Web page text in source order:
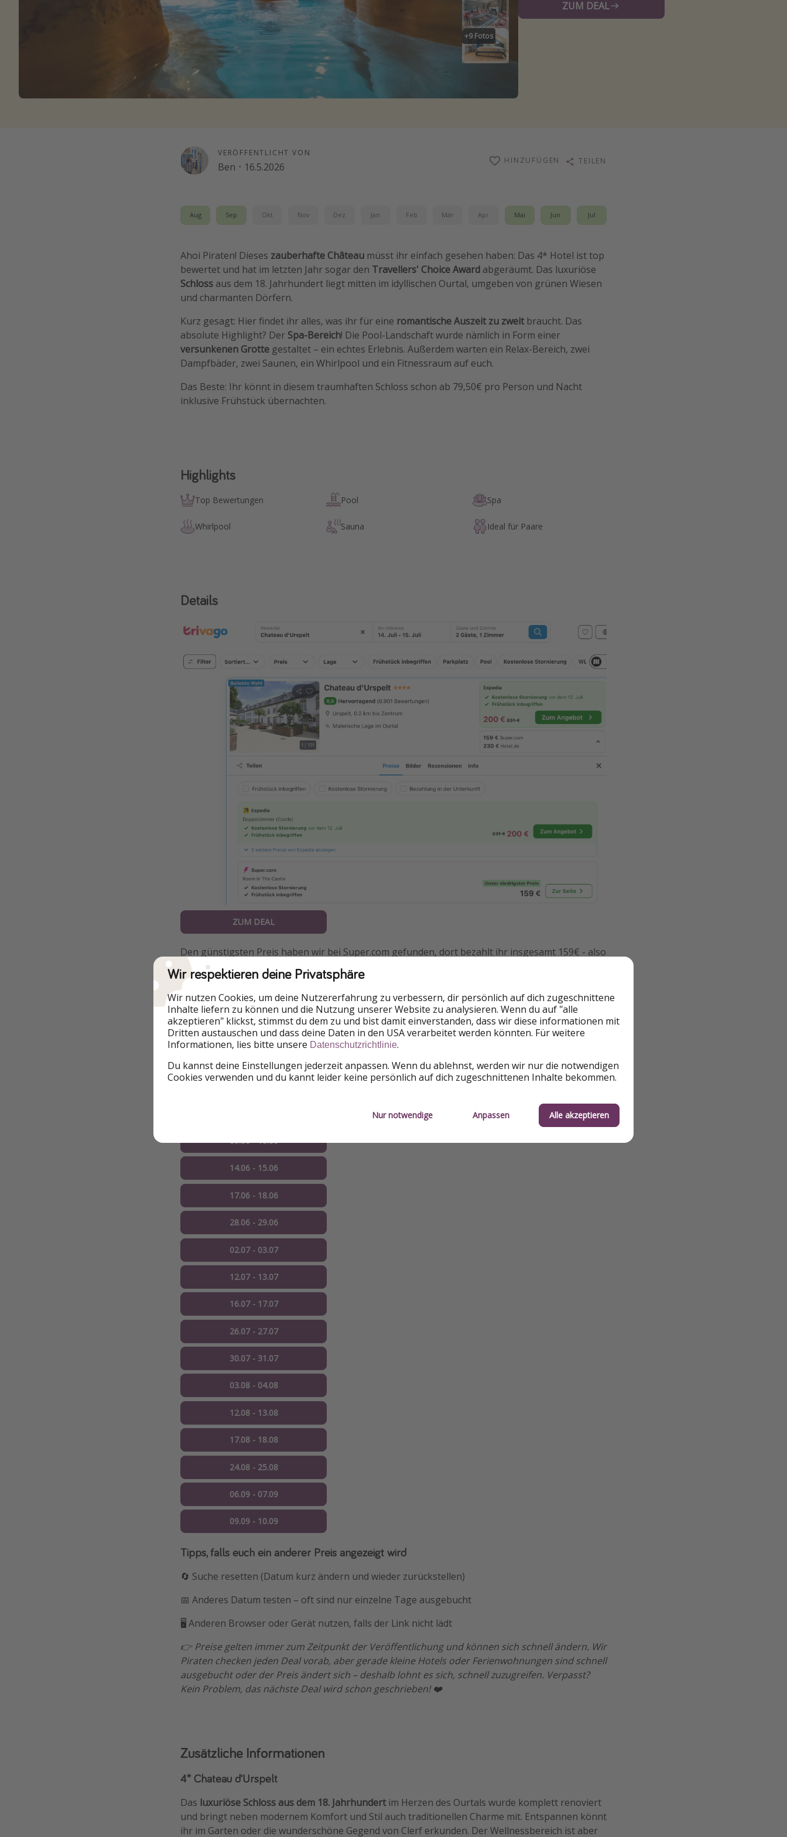
+9 Fotos
ZUM DEAL
VERÖFFENTLICHT VON
Ben · 16.5.2026
HINZUFÜGEN TEILEN
Aug Sep Okt Nov Dez Jan Feb Mär Apr Mai Jun Jul
Ahoi Piraten! Dieses zauberhafte Château müsst ihr einfach gesehen haben: Das 4* Hotel ist top
bewertet und hat im letzten Jahr sogar den Travellers' Choice Award abgeräumt. Das luxuriöse
Schloss aus dem 18. Jahrhundert liegt mitten im idyllischen Ourtal, umgeben von grünen Wiesen
und charmanten Dörfern.
Kurz gesagt: Hier findet ihr alles, was ihr für eine romantische Auszeit zu zweit braucht. Das
absolute Highlight? Der Spa-Bereich! Die Pool-Landschaft wurde nämlich in Form einer
versunkenen Grotte gestaltet – ein echtes Erlebnis. Außerdem warten ein Relax-Bereich, zwei
Dampfbäder, zwei Saunen, ein Whirlpool und ein Fitnessraum auf euch.
Das Beste: Ihr könnt in diesem traumhaften Schloss schon ab 79,50€ pro Person und Nacht
inklusive Frühstück übernachten.
Highlights
Top Bewertungen Pool Spa
Whirlpool Sauna Ideal für Paare
Details
ZUM DEAL
Den günstigsten Preis haben wir bei Super.com gefunden, dort bezahlt ihr insgesamt 159€ - also
79,50€ pro Person inklusive Frühstück.
Weitere Optionen
09.06 - 10.06
14.06 - 15.06
17.06 - 18.06
28.06 - 29.06
02.07 - 03.07
12.07 - 13.07
16.07 - 17.07
26.07 - 27.07
30.07 - 31.07
03.08 - 04.08
12.08 - 13.08
17.08 - 18.08
24.08 - 25.08
06.09 - 07.09
09.09 - 10.09
Tipps, falls euch ein anderer Preis angezeigt wird
🔄 Suche resetten (Datum kurz ändern und wieder zurückstellen)
📅 Anderes Datum testen – oft sind nur einzelne Tage ausgebucht
🖥️ Anderen Browser oder Gerät nutzen, falls der Link nicht lädt
👉 Preise gelten immer zum Zeitpunkt der Veröffentlichung und können sich schnell ändern. Wir
Piraten checken jeden Deal vorab, aber gerade kleine Hotels oder Ferienwohnungen sind schnell
ausgebucht oder der Preis ändert sich – deshalb lohnt es sich, schnell zuzugreifen. Verpasst?
Kein Problem, das nächste Deal wird schon geschrieben! ❤️
Zusätzliche Informationen
4* Chateau d'Urspelt
Das luxuriöse Schloss aus dem 18. Jahrhundertim Herzen des Ourtals wurde komplett renoviert
und bringt neben modernem Komfort und Stil auch traditionellen Charme mit. Entspannen könnt
ihr im Garten oder die wunderschöne Gegend von Clerf erkunden. Der Wellnessbereich ist aber
Wir respektieren deine Privatsphäre
Wir nutzen Cookies, um deine Nutzererfahrung zu verbessern, dir persönlich auf dich zugeschnittene
Inhalte liefern zu können und die Nutzung unserer Website zu analysieren. Wenn du auf "alle
akzeptieren" klickst, stimmst du dem zu und bist damit einverstanden, dass wir diese informationen mit
Dritten austauschen und dass deine Daten in den USA verarbeitet werden könnten. Für weitere
Informationen, lies bitte unsere Datenschutzrichtlinie.
Du kannst deine Einstellungen jederzeit anpassen. Wenn du ablehnst, werden wir nur die notwendigen
Cookies verwenden und du kannt leider keine persönlich auf dich zugeschnittenen Inhalte bekommen.
Nur notwendige Anpassen Alle akzeptieren